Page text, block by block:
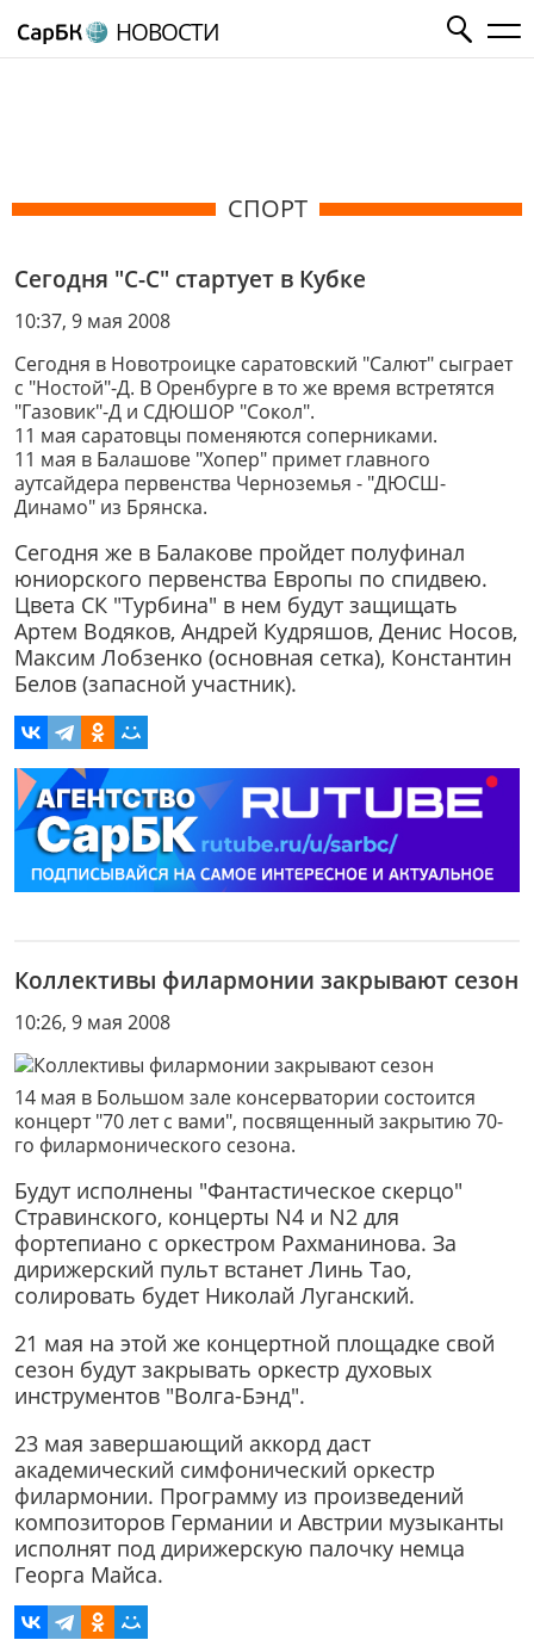
НОВОСТИ
СПОРТ
Сегодня "С-С" стартует в Кубке
10:37, 9 мая 2008
Сегодня в Новотроицке саратовский "Салют" сыграет
с "Ностой"-Д. В Оренбурге в то же время встретятся
"Газовик"-Д и СДЮШОР "Сокол".
11 мая саратовцы поменяются соперниками.
11 мая в Балашове "Хопер" примет главного
аутсайдера первенства Черноземья - "ДЮСШ-
Динамо" из Брянска.
Сегодня же в Балакове пройдет полуфинал
юниорского первенства Европы по спидвею.
Цвета СК "Турбина" в нем будут защищать
Артем Водяков, Андрей Кудряшов, Денис Носов,
Максим Лобзенко (основная сетка), Константин
Белов (запасной участник).
Коллективы филармонии закрывают сезон
10:26, 9 мая 2008
14 мая в Большом зале консерватории состоится
концерт "70 лет с вами", посвященный закрытию 70-
го филармонического сезона.
Будут исполнены "Фантастическое скерцо"
Стравинского, концерты N4 и N2 для
фортепиано с оркестром Рахманинова. За
дирижерский пульт встанет Линь Тао,
солировать будет Николай Луганский.
21 мая на этой же концертной площадке свой
сезон будут закрывать оркестр духовых
инструментов "Волга-Бэнд".
23 мая завершающий аккорд даст
академический симфонический оркестр
филармонии. Программу из произведений
композиторов Германии и Австрии музыканты
исполнят под дирижерскую палочку немца
Георга Майса.